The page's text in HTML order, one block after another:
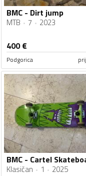
BMC - Dirt jump
MTB 7 2023
400€
Podgorica
Klasičan 1 2025